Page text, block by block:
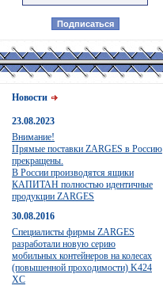
Новости
23.08.2023
Внимание!
Прямые поставки ZARGES в Россию
прекращены.
В России производятся ящики
КАПИТАН полностью идентичные
продукции ZARGES
30.08.2016
Специалисты фирмы ZARGES
разработали новую серию
мобильных контейнеров на колесах
(повышенной проходимости) K424
XC